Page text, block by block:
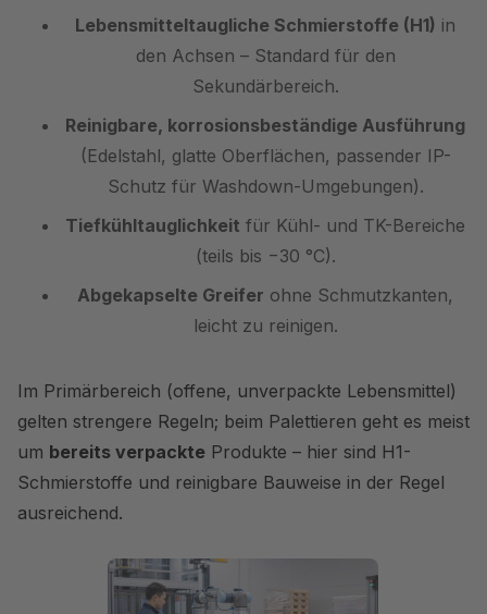
Lebensmitteltaugliche Schmierstoffe (H1) in
den Achsen – Standard für den
Sekundärbereich.
Reinigbare, korrosionsbeständige Ausführung
(Edelstahl, glatte Oberflächen, passender IP-
Schutz für Washdown-Umgebungen).
Tiefkühltauglichkeit für Kühl- und TK-Bereiche
(teils bis −30 °C).
Abgekapselte Greifer ohne Schmutzkanten,
leicht zu reinigen.
Im Primärbereich (offene, unverpackte Lebensmittel)
gelten strengere Regeln; beim Palettieren geht es meist
um bereits verpackte Produkte – hier sind H1-
Schmierstoffe und reinigbare Bauweise in der Regel
ausreichend.